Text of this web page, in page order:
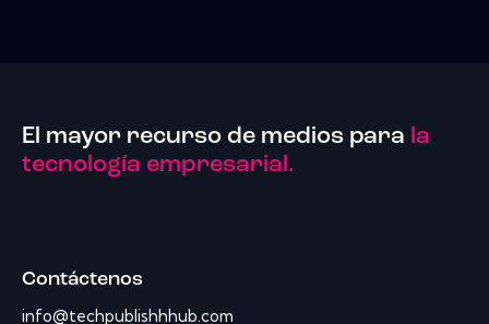
El mayor recurso de medios para la
tecnología empresarial.
Contáctenos
info@techpublishhhub.com